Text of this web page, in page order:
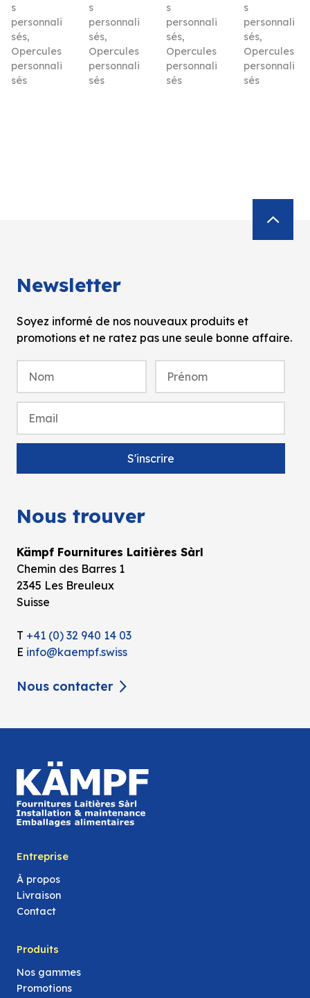
s
personnali
sés,
Opercules
personnali
sés
s
personnali
sés,
Opercules
personnali
sés
s
personnali
sés,
Opercules
personnali
sés
s
personnali
sés,
Opercules
personnali
sés
Newsletter
Soyez informé de nos nouveaux produits et
promotions et ne ratez pas une seule bonne affaire.
Nous trouver
Kämpf Fournitures Laitières Sàrl
Chemin des Barres 1
2345 Les Breuleux
Suisse
T +41 (0) 32 940 14 03
E info@kaempf.swiss
Nous contacter
Entreprise
À propos
Livraison
Contact
Produits
Nos gammes
Promotions